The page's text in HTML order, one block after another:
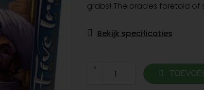
grabs! The oracles foretold of
Bekijk specificaties